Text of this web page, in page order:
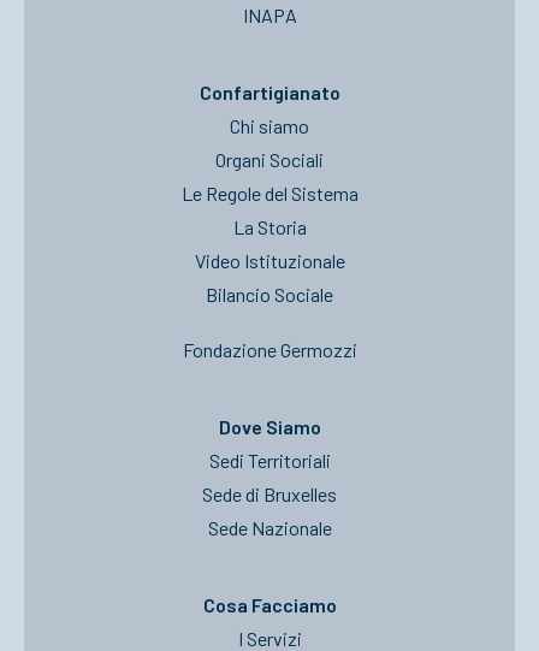
INAPA
Confartigianato
Chi siamo
Organi Sociali
Le Regole del Sistema
La Storia
Video Istituzionale
Bilancio Sociale
Fondazione Germozzi
Dove Siamo
Sedi Territoriali
Sede di Bruxelles
Sede Nazionale
Cosa Facciamo
I Servizi